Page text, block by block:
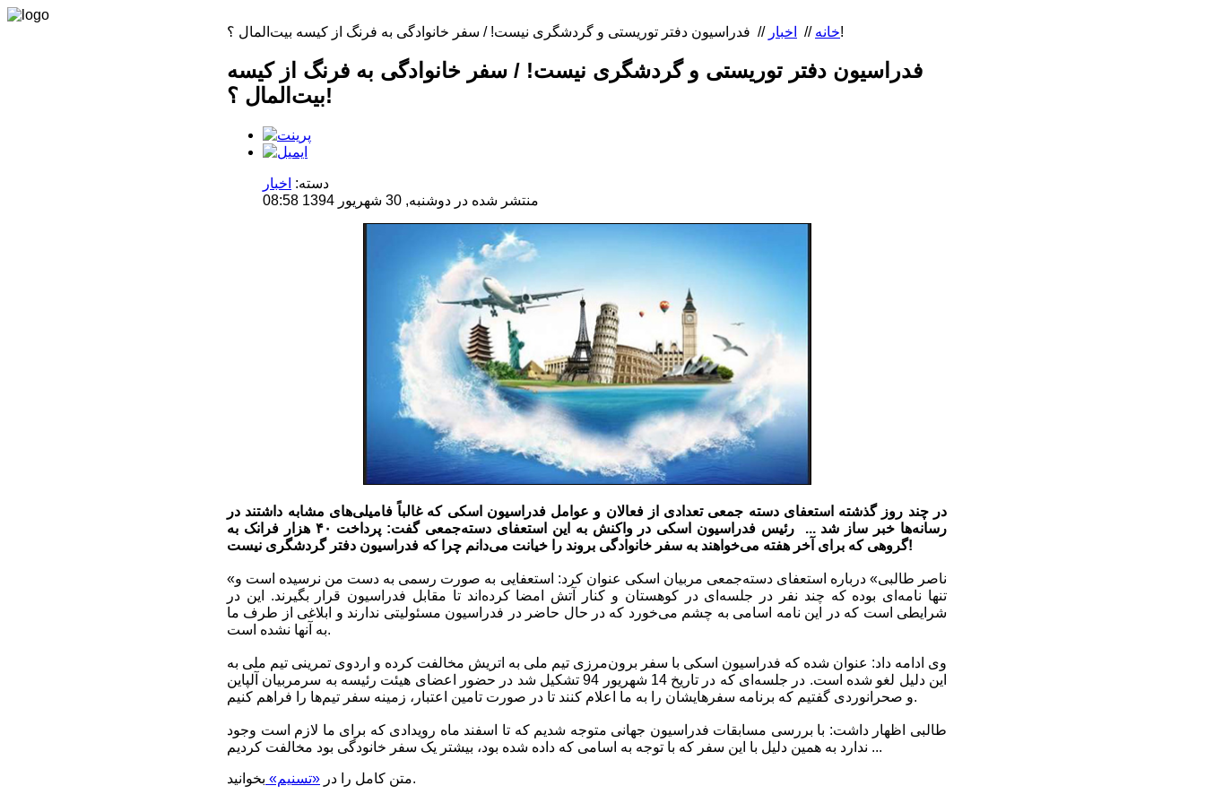
خانه // اخبار // فدراسیون دفتر توریستی و گردشگری نیست! / سفر خانوادگی به فرنگ از کیسه بیت‌المال ؟!
فدراسیون دفتر توریستی و گردشگری نیست! / سفر خانوادگی به فرنگ از کیسه
بیت‌المال ؟!
دسته: اخبار
منتشر شده در دوشنبه, 30 شهریور 1394 08:58
در چند روز گذشته استعفای دسته جمعی تعدادی از فعالان و عوامل فدراسیون اسکی که غالباً‌ فامیلی‌های مشابه داشتند در
رسانه‌ها خبر ساز شد ... رئیس فدراسیون اسکی در واکنش به این استعفای دسته‌جمعی گفت: پرداخت ۴۰ هزار فرانک به
گروهی که برای آخر هفته می‌خواهند به سفر خانوادگی بروند را خیانت می‌دانم چرا که فدراسیون دفتر گردشگری نیست!
«ناصر طالبی» درباره استعفای دسته‌جمعی مربیان اسکی عنوان کرد: استعفایی به صورت رسمی به دست من نرسیده است و
تنها نامه‌ای بوده که چند نفر در جلسه‌ای در کوهستان و کنار آتش امضا کرده‌اند تا مقابل فدراسیون قرار بگیرند. این در
شرایطی است که در این نامه اسامی به چشم می‌خورد که در حال حاضر در فدراسیون مسئولیتی ندارند و ابلاغی از طرف ما
به آنها نشده است.
وی ادامه داد: عنوان شده که فدراسیون اسکی با سفر برون‌مرزی تیم ملی به اتریش مخالفت کرده و اردوی تمرینی تیم ملی به
این دلیل لغو شده است. در جلسه‌ای که در تاریخ 14 شهریور 94 تشکیل شد در حضور اعضای هیئت رئیسه به سرمربیان آلپاین
و صحرانوردی گفتیم که برنامه سفرهایشان را به ما اعلام کنند تا در صورت تامین اعتبار، زمینه سفر تیم‌ها را فراهم کنیم.
طالبی اظهار داشت: با بررسی مسابقات فدراسیون جهانی متوجه شدیم که تا اسفند ماه رویدادی که برای ما لازم است وجود
ندارد به همین دلیل با این سفر که با توجه به اسامی که داده شده بود، بیشتر یک سفر خانودگی بود مخالفت کردیم ...
متن کامل را در «تسنیم» بخوانید.